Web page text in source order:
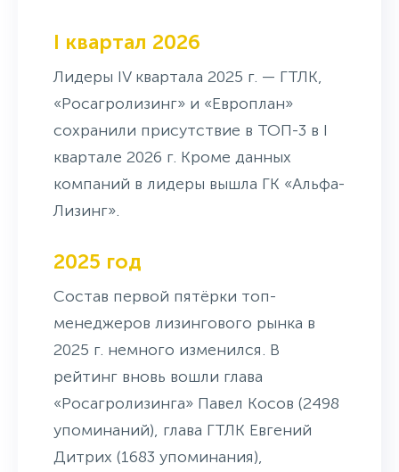
I квартал 2026
Лидеры IV квартала 2025 г. — ГТЛК,
«Росагролизинг» и «Европлан»
сохранили присутствие в ТОП-3 в I
квартале 2026 г. Кроме данных
компаний в лидеры вышла ГК «Альфа-
Лизинг».
2025 год
Состав первой пятёрки топ-
менеджеров лизингового рынка в
2025 г. немного изменился. В
рейтинг вновь вошли глава
«Росагролизинга» Павел Косов (2498
упоминаний), глава ГТЛК Евгений
Дитрих (1683 упоминания),